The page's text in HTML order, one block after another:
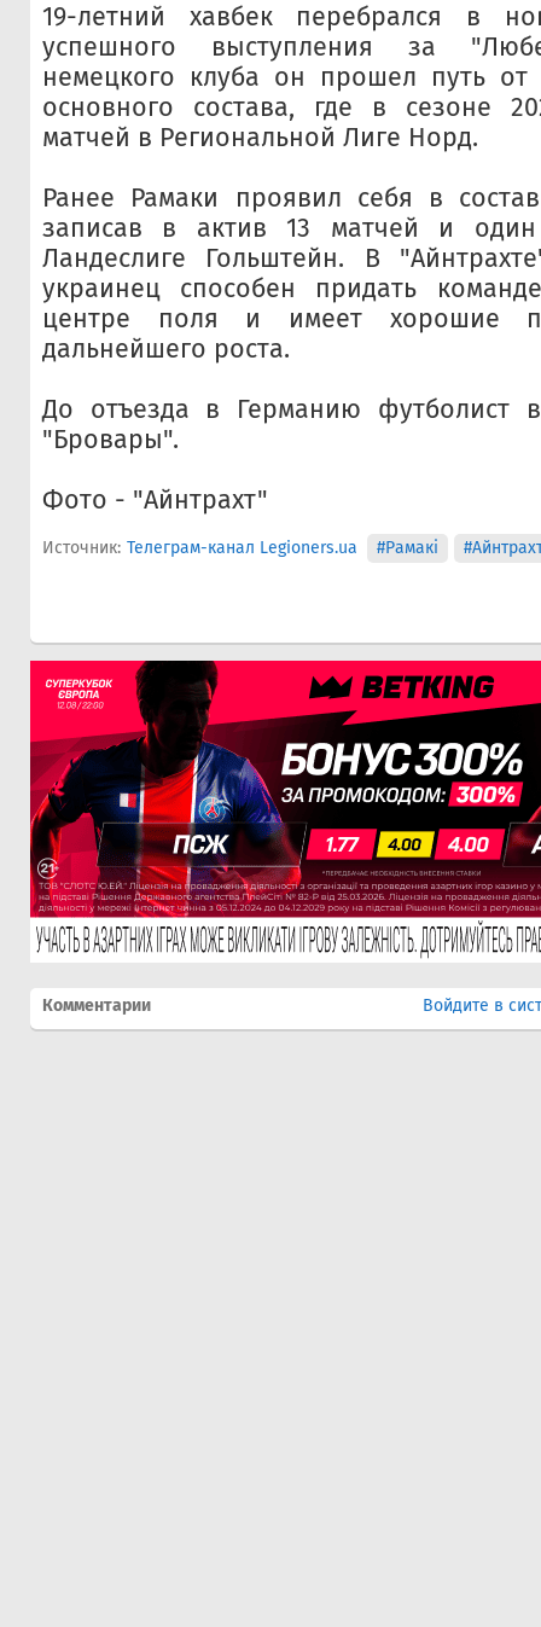
19-летний хавбек перебрался в
успешного выступления за
немецкого клуба он прошел путь
основного состава, где в сезоне
матчей в Региональной Лиге Норд.
Ранее Рамаки проявил себя в
записав в актив 13 матчей и
Ландеслиге Гольштейн. В
украинец способен придать
центре поля и имеет хорошие
дальнейшего роста.
До отъезда в Германию футболист
"Бровары".
Фото - "Айнтрахт"
Источник: Телеграм-канал Legioners.ua #Рамакі
Комментарии Войдите в